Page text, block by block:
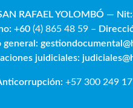
RAFAEL YOLOMBÓ — Nit:
+60 (4) 865 48 59 –
general:
juidiciales:
+57 300 249